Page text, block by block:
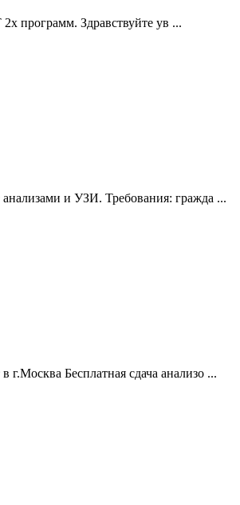
программ. Здравствуйте ув ...
и УЗИ. Требования: гражда ...
Бесплатная сдача анализо ...